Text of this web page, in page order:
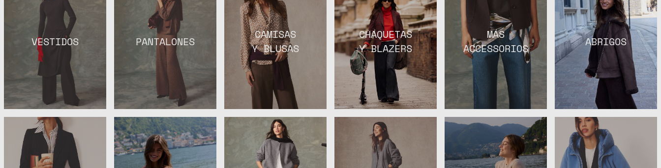
VESTIDOS PANTALONES
CAMISAS
Y BLUSAS
CHAQUETAS
Y BLAZERS
MÁS
ACCESSORIOS
ABRIGOS